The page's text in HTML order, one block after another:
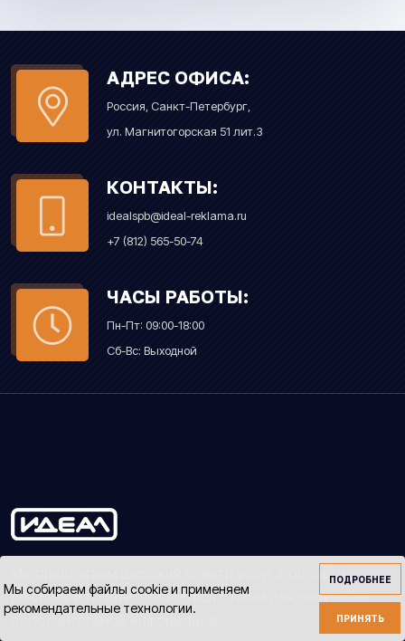
АДРЕС ОФИСА:
Россия, Санкт-Петербург,
ул. Магнитогорская 51 лит.З
КОНТАКТЫ:
idealspb@ideal-reklama.ru
+7 (812) 565-50-74
ЧАСЫ РАБОТЫ:
Пн-Пт: 09:00-18:00
Сб-Вс: Выходной
Мы предлагаем широкий спектр услуг в области
рекламы и печати. Свяжитесь с нами для получения
дополнительной информации.
Мы собираем файлы cookie и применяем
рекомендательные технологии.
ПОДРОБНЕЕ
ПРИНЯТЬ